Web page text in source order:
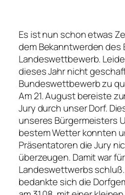
Es ist nun schon etwas
dem Bekanntwerden des
Landeswettbewerb.
dieses Jahr nicht
Bundeswettbewerb zu
Am 21. August bereiste
Jury durch unser Dorf.
unseres Bürgermeisters
bestem Wetter konnten
Präsentatoren die Jury
überzeugen. Damit war
Landeswettwerbs
bedankte sich die